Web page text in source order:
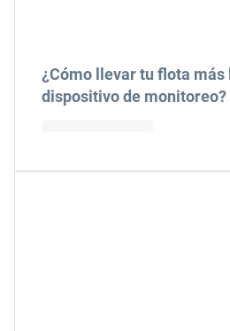
¿Cómo llevar tu flota más
dispositivo de monitoreo?